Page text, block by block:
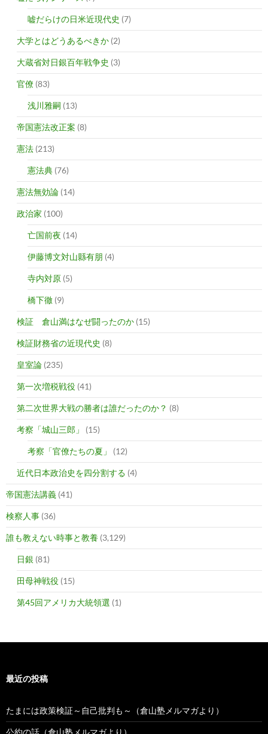
嘘だらけの日米近現代史 (7)
大学とはどうあるべきか (2)
大蔵省対日銀百年戦争史 (3)
官僚 (83)
浅川雅嗣 (13)
帝国憲法改正案 (8)
憲法 (213)
憲法典 (76)
憲法無効論 (14)
政治家 (100)
亡国前夜 (14)
伊藤博文対山縣有朋 (4)
寺内対原 (5)
橋下徹 (9)
検証 倉山満はなぜ闘ったのか (15)
検証財務省の近現代史 (8)
皇室論 (235)
第一次増税戦役 (41)
第二次世界大戦の勝者は誰だったのか？ (8)
考察「城山三郎」 (15)
考察「官僚たちの夏」 (12)
近代日本政治史を四分割する (4)
帝国憲法講義 (41)
検察人事 (36)
誰も教えない時事と教養 (3,129)
日銀 (81)
田母神戦役 (15)
第45回アメリカ大統領選 (1)
最近の投稿
たまには政策検証～自己批判も～（倉山塾メルマガより）
公約の話（倉山塾メルマガより）